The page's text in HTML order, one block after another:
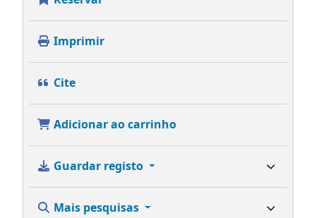
Imprimir
Cite
Adicionar ao carrinho
Guardar registo
Mais pesquisas